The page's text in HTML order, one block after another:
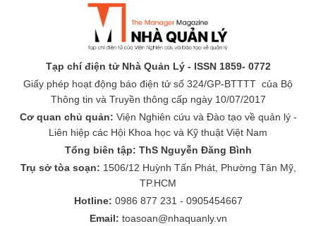
KHOA HỌC QUẢN LÝ CHUYỆN QUẢN LÝ
NHÂN VẬT
CÔNG NGHỆ
SỨC KHỎE
Tạp chí điện tử Nhà Quản Lý - ISSN 1859- 0772
Giấy phép hoạt động báo điện tử số 324/GP-BTTTT của Bộ
Thông tin và Truyền thông cấp ngày 10/07/2017
Cơ quan chủ quản:Viện Nghiên cứu và Đào tạo về quản lý -